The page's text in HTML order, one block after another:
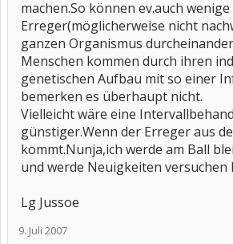
machen.So können ev.auch wenige
Erreger(möglicherweise nicht
ganzen Organismus
Menschen kommen durch ihren
genetischen Aufbau mit so einer
bemerken es überhaupt nicht.
Vielleicht wäre eine
günstiger.Wenn der Erreger aus
kommt.Nunja,ich werde am Ball
und werde Neuigkeiten versuchen
Lg Jussoe
9. Juli 2007